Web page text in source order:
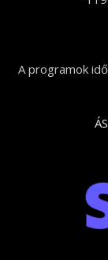
A programok